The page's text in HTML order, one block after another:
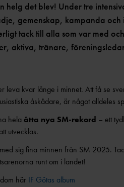
helg det blev! Under tre
gemenskap, kampanda och
tack till alla som var med
aktiva, tränare,
leva kvar länge i minnet. Att få se
åskådare, är något alldeles
hela åtta nya SM-rekord – ett
utvecklas.
sig fina minnen från SM 2025.
runt om i landet!
här IF Götas album